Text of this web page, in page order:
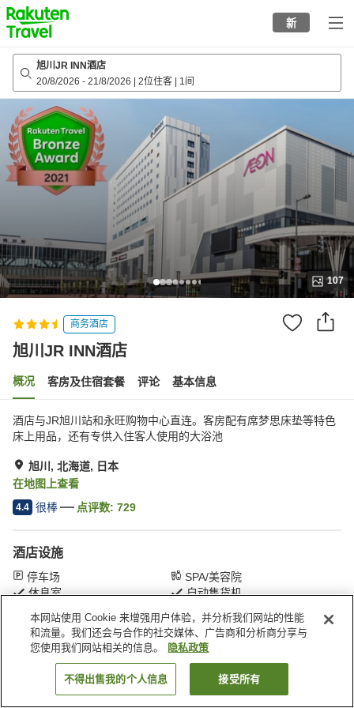
to
top
page
新
旭川JR INN酒店
20/8/2026 - 21/8/2026 2位住客 1间
107
商务酒店
旭川JR INN酒店
概况 客房及住宿套餐 评论 基本信息
酒店与JR旭川站和永旺购物中心直连。客房配有席梦思床垫等特色
床上用品，还有专供入住客人使用的大浴池
旭川, 北海道, 日本
在地图上查看
4.4 很棒 点评数: 729
酒店设施
停车场
SPA/美容院
休息室
自动售货机
首页 日本 北海道 旭川 旭川JR INN酒店
搜索客房
本网站使用 Cookie 来增强用户体验，并分析我们网站的性能
和流量。我们还会与合作的社交媒体、广告商和分析商分享与
您使用我们网站相关的信息。
隐私政策
不得出售我的个人信息 接受所有